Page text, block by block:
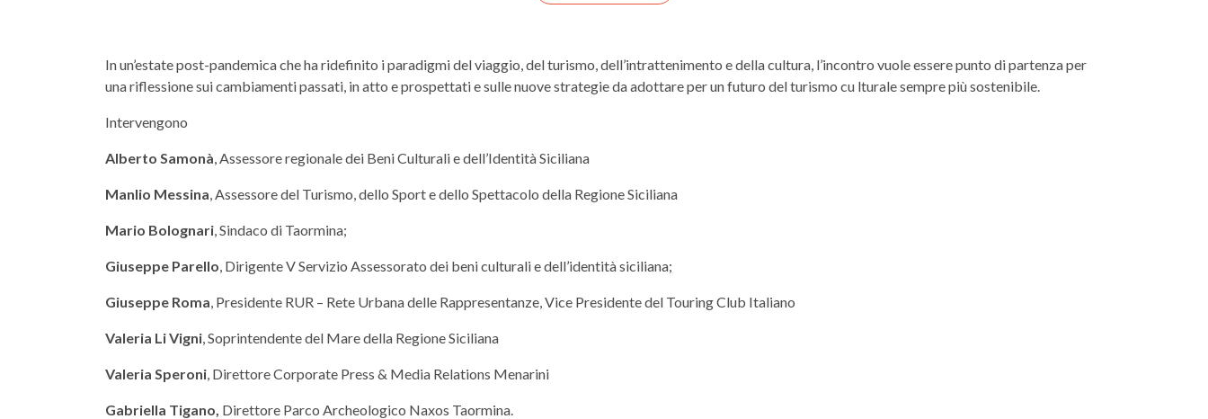
In un’estate post-pandemica che ha ridefinito i paradigmi del viaggio, del turismo, dell’intrattenimento e della cultura, l’incontro vuole essere punto di partenza per
una riflessione sui cambiamenti passati, in atto e prospettati e sulle nuove strategie da adottare per un futuro del turismo cu lturale sempre più sostenibile.
Intervengono
Alberto Samonà, Assessore regionale dei Beni Culturali e dell’Identità Siciliana
Manlio Messina, Assessore del Turismo, dello Sport e dello Spettacolo della Regione Siciliana
Mario Bolognari, Sindaco di Taormina;
Giuseppe Parello, Dirigente V Servizio Assessorato dei beni culturali e dell’identità siciliana;
Giuseppe Roma, Presidente RUR – Rete Urbana delle Rappresentanze, Vice Presidente del Touring Club Italiano
Valeria Li Vigni, Soprintendente del Mare della Regione Siciliana
Valeria Speroni, Direttore Corporate Press & Media Relations Menarini
Gabriella Tigano, Direttore Parco Archeologico Naxos Taormina.